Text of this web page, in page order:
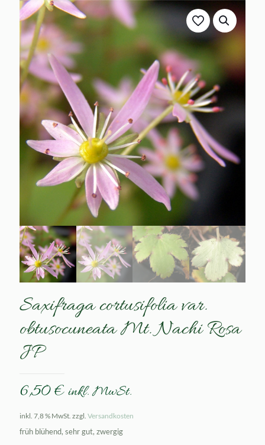
Saxifraga cortusifolia var.
obtusocuneata Mt. Nachi Rosa
JP
6,50€ inkl. MwSt.
inkl. 7,8 % MwSt. zzgl. Versandkosten
früh blühend, sehr gut, zwergig